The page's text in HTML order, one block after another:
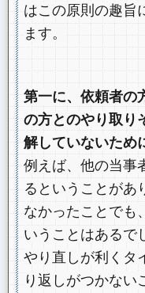
はこの原則の趣旨
ます。
第一に、依頼者の
の方とのやり取り
解していないため
例えば、他の当事
るということがあ
なかったことでも
いうことはあるで
やり直しが利くタ
り返しがつかない